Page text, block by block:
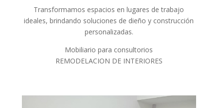
Transformamos espacios en lugares de trabajo
ideales, brindando soluciones de dieño y construcción
personalizadas.
Mobiliario para consultorios
REMODELACION DE INTERIORES